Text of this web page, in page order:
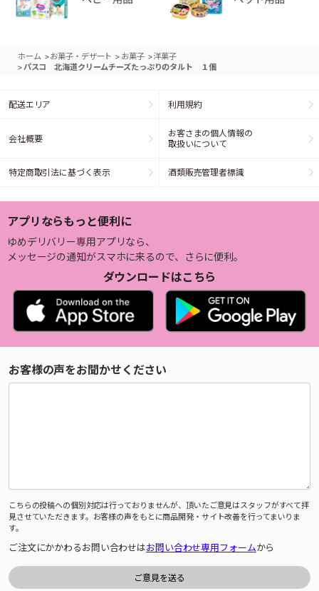
ホーム >お菓子・デザート > お菓子 >洋菓子
> パスコ 北海道クリームチーズたっぷりのタルト １個
配送エリア 利用規約
会社概要
お客さまの個人情報の
取扱いについて
特定商取引法に基づく表示 酒類販売管理者標識
アプリならもっと便利に
ゆめデリバリー専用アプリなら、
メッセージの通知がスマホに来るので、さらに便利。
ダウンロードはこちら
お客様の声をお聞かせください
こちらの投稿への個別対応は行っておりませんが、頂いたご意見はスタッフがすべて拝
見させていただきます。お客様の声をもとに商品開発・サイト改善を行ってまいりま
す。
ご注文にかかわるお問い合わせはお問い合わせ専用フォームから